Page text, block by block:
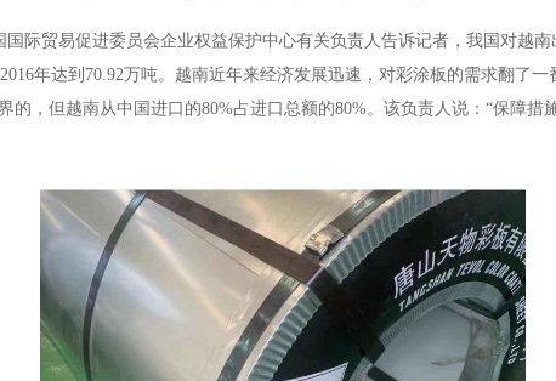
国际贸易促进委员会企业权益保护中心有关负责人告诉记者，我国对越
年达到70.92万吨。越南近年来经济发展迅速，对彩涂板的需求翻了
的，但越南从中国进口的80%占进口总额的80%。该负责人说：“保障措